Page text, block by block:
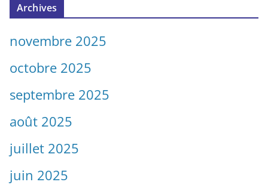
Archives
novembre 2025
octobre 2025
septembre 2025
août 2025
juillet 2025
juin 2025